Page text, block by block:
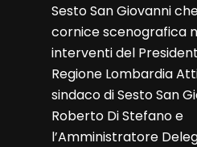
Sesto San Giovanni
cornice scenografica
interventi del
Regione Lombardia
sindaco di Sesto San
Roberto Di Stefano e
l’Amministratore